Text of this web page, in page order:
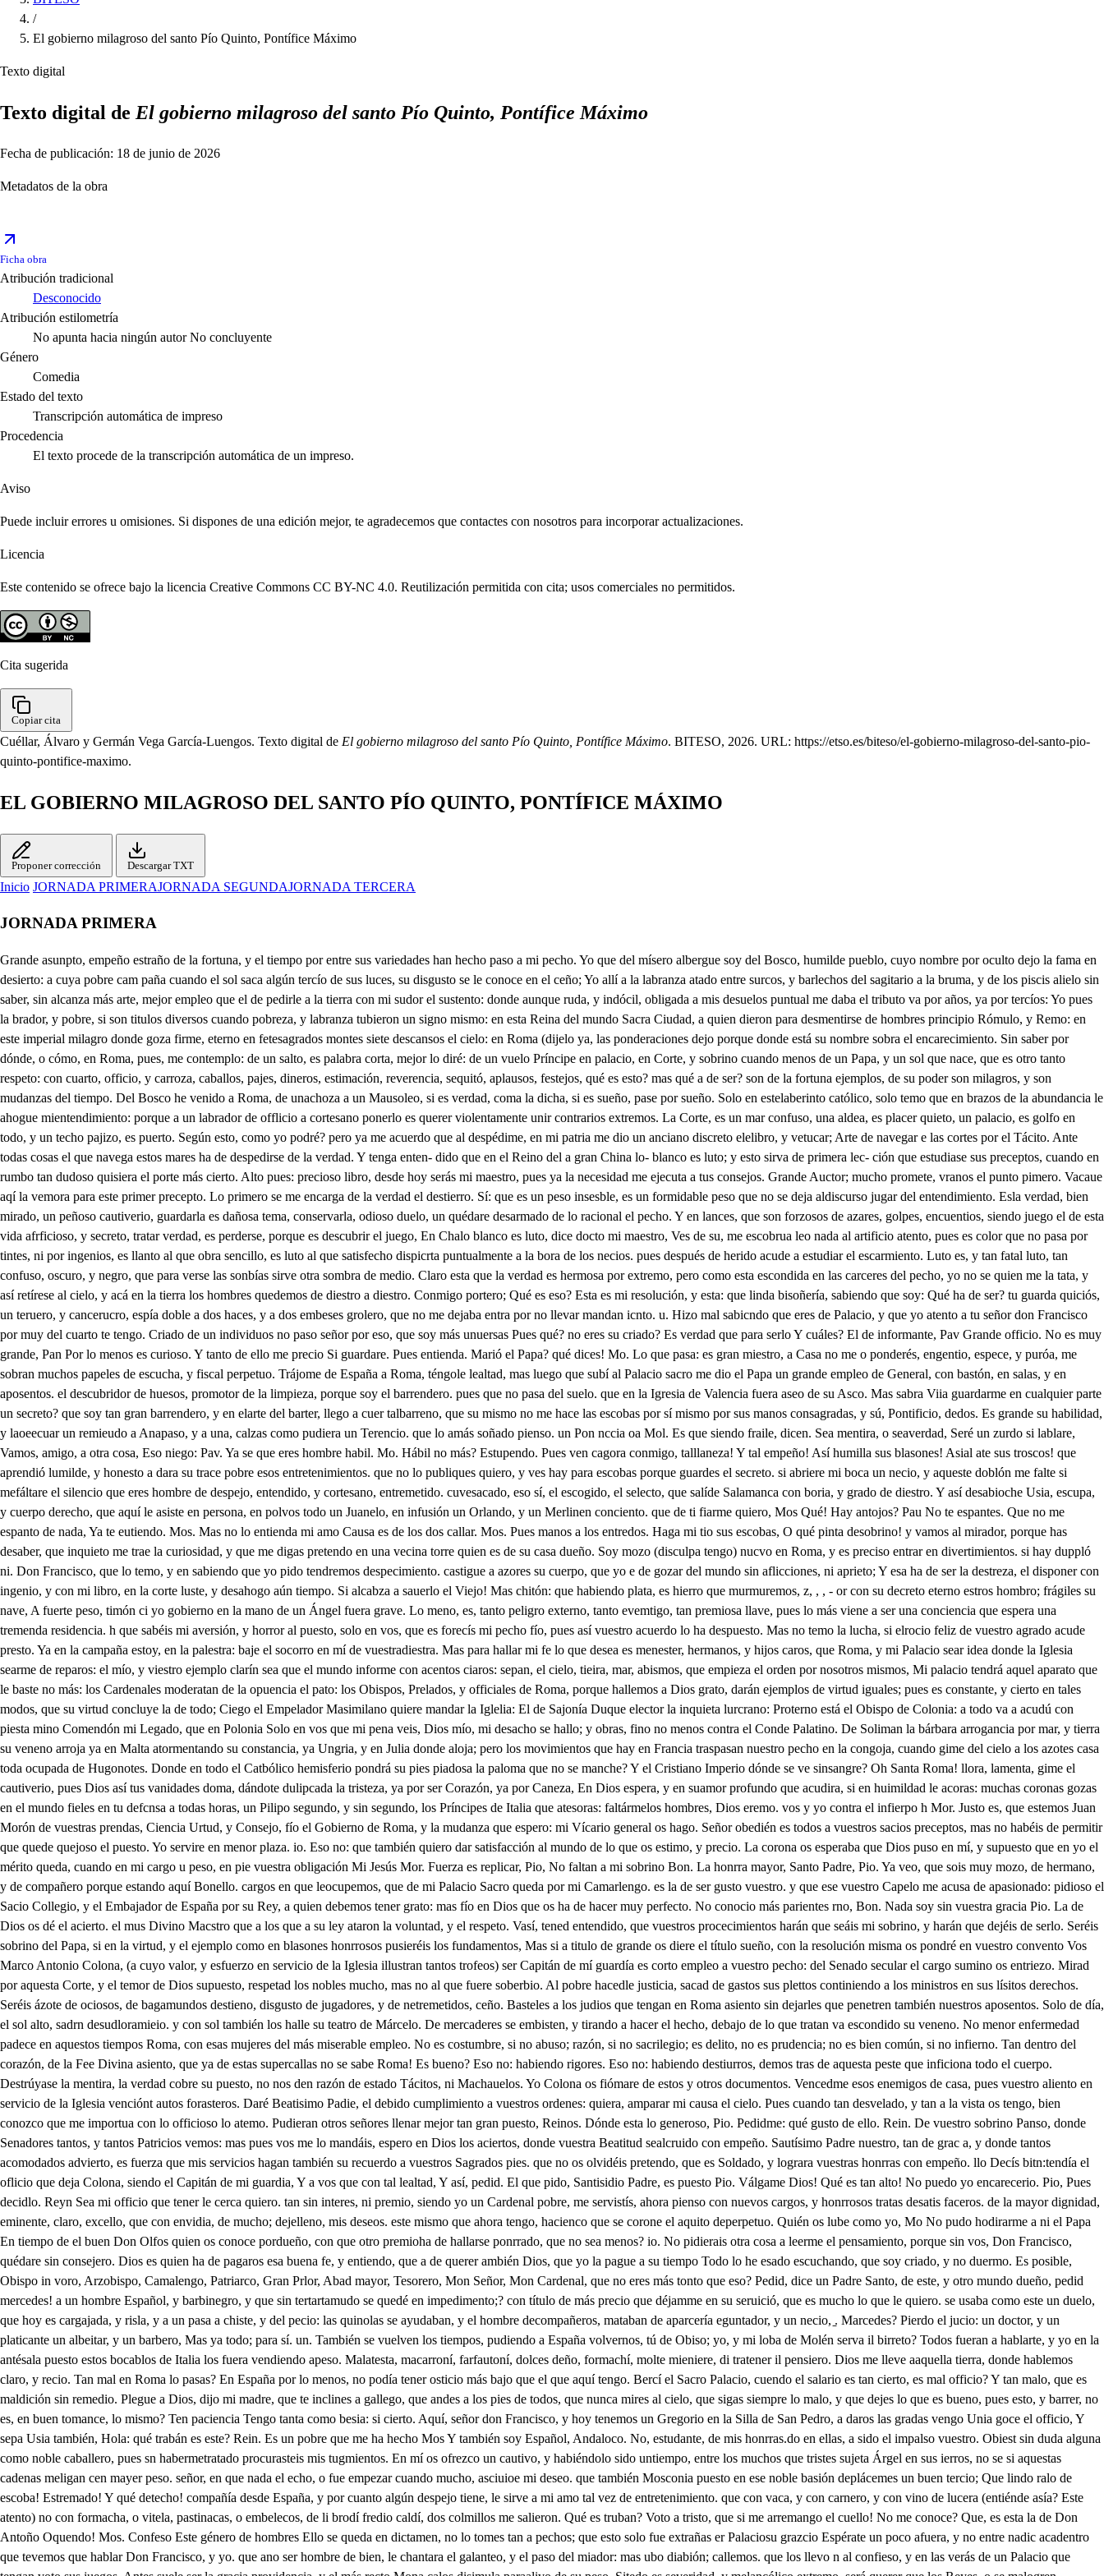
/
El gobierno milagroso del santo Pío Quinto, Pontífice Máximo
Texto digital
Texto digital de El gobierno milagroso del santo Pío Quinto, Pontífice Máximo
Fecha de publicación: 18 de junio de 2026
Metadatos de la obra
Ficha obra
Atribución tradicional
Desconocido
Atribución estilometría
No apunta hacia ningún autor No concluyente
Género
Comedia
Estado del texto
Transcripción automática de impreso
Procedencia
El texto procede de la transcripción automática de un impreso.
Aviso
Puede incluir errores u omisiones. Si dispones de una edición mejor, te agradecemos que contactes con nosotros para incorporar actualizaciones.
Licencia
Este contenido se ofrece bajo la licencia Creative Commons CC BY-NC 4.0. Reutilización permitida con cita; usos comerciales no permitidos.
Cita sugerida
Copiar cita
Cuéllar, Álvaro y Germán Vega García-Luengos. Texto digital de El gobierno milagroso del santo Pío Quinto, Pontífice Máximo. BITESO, 2026. URL: https://etso.es/biteso/el-gobierno-milagroso-del-santo-pio-
quinto-pontifice-maximo.
EL GOBIERNO MILAGROSO DEL SANTO PÍO QUINTO, PONTÍFICE MÁXIMO
Proponer corrección Descargar TXT
Inicio JORNADA PRIMERAJORNADA SEGUNDAJORNADA TERCERA
JORNADA PRIMERA
Grande asunpto, empeño estraño de la fortuna, y el tiempo por entre sus variedades han hecho paso a mi pecho. Yo que del mísero albergue soy del Bosco, humilde pueblo, cuyo nombre por oculto dejo la fama en desierto: a cuya pobre cam paña cuando el sol saca algún tercío de sus luces, su disgusto se le conoce en el ceño; Yo allí a la labranza atado entre surcos, y barlechos del sagitario a la bruma, y de los piscis alielo sin saber, sin alcanza más arte, mejor empleo que el de pedirle a la tierra con mi sudor el sustento: donde aunque ruda, y indócil, obligada a mis desuelos puntual me daba el tributo va por años, ya por tercíos: Yo pues la brador, y pobre, si son titulos diversos cuando pobreza, y labranza tubieron un signo mismo: en esta Reina del mundo Sacra Ciudad, a quien dieron para desmentirse de hombres principio Rómulo, y Remo: en este imperial milagro donde goza firme, eterno en fetesagrados montes siete descansos el cielo: en Roma (dijelo ya, las ponderaciones dejo porque donde está su nombre sobra el encarecimiento. Sin saber por dónde, o cómo, en Roma, pues, me contemplo: de un salto, es palabra corta, mejor lo diré: de un vuelo Príncipe en palacio, en Corte, y sobrino cuando menos de un Papa, y un sol que nace, que es otro tanto respeto: con cuarto, officio, y carroza, caballos, pajes, dineros, estimación, reverencia, sequitó, aplausos, festejos, qué es esto? mas qué a de ser? son de la fortuna ejemplos, de su poder son milagros, y son mudanzas del tiempo. Del Bosco he venido a Roma, de unachoza a un Mausoleo, si es verdad, coma la dicha, si es sueño, pase por sueño. Solo en estelaberinto católico, solo temo que en brazos de la abundancia le ahogue mientendimiento: porque a un labrador de offlicio a cortesano ponerlo es querer violentamente unir contrarios extremos. La Corte, es un mar confuso, una aldea, es placer quieto, un palacio, es golfo en todo, y un techo pajizo, es puerto. Según esto, como yo podré? pero ya me acuerdo que al despédime, en mi patria me dio un anciano discreto elelibro, y vetucar; Arte de navegar e las cortes por el Tácito. Ante todas cosas el que navega estos mares ha de despedirse de la verdad. Y tenga enten- dido que en el Reino del a gran China lo- blanco es luto; y esto sirva de primera lec- ción que estudiase sus preceptos, cuando en rumbo tan dudoso quisiera el porte más cierto. Alto pues: precioso libro, desde hoy serás mi maestro, pues ya la necesidad me ejecuta a tus consejos. Grande Auctor; mucho promete, vranos el punto pimero. Vacaue aqí la vemora para este primer precepto. Lo primero se me encarga de la verdad el destierro. Sí: que es un peso insesble, es un formidable peso que no se deja aldiscurso jugar del entendimiento. Esla verdad, bien mirado, un peñoso cautiverio, guardarla es dañosa tema, conservarla, odioso duelo, un quédare desarmado de lo racional el pecho. Y en lances, que son forzosos de azares, golpes, encuentios, siendo juego el de esta vida afrficioso, y secreto, tratar verdad, es perderse, porque es descubrir el juego, En Chalo blanco es luto, dice docto mi maestro, Ves de su, me escobrua leo nada al artificio atento, pues es color que no pasa por tintes, ni por ingenios, es llanto al que obra sencillo, es luto al que satisfecho dispicrta puntualmente a la bora de los necios. pues después de herido acude a estudiar el escarmiento. Luto es, y tan fatal luto, tan confuso, oscuro, y negro, que para verse las sonbías sirve otra sombra de medio. Claro esta que la verdad es hermosa por extremo, pero como esta escondida en las carceres del pecho, yo no se quien me la tata, y así retírese al cielo, y acá en la tierra los hombres quedemos de diestro a diestro. Conmigo portero; Qué es eso? Esta es mi resolución, y esta: que linda bisoñería, sabiendo que soy: Qué ha de ser? tu guarda quiciós, un teruero, y cancerucro, espía doble a dos haces, y a dos embeses grolero, que no me dejaba entra por no llevar mandan icnto. u. Hizo mal sabicndo que eres de Palacio, y que yo atento a tu señor don Francisco por muy del cuarto te tengo. Criado de un individuos no paso señor por eso, que soy más unuersas Pues qué? no eres su criado? Es verdad que para serlo Y cuáles? El de informante, Pav Grande officio. No es muy grande, Pan Por lo menos es curioso. Y tanto de ello me precio Si guardare. Pues entienda. Marió el Papa? qué dices! Mo. Lo que pasa: es gran miestro, a Casa no me o ponderés, engentio, espece, y puróa, me sobran muchos papeles de escucha, y fiscal perpetuo. Trájome de España a Roma, téngole lealtad, mas luego que subí al Palacio sacro me dio el Papa un grande empleo de General, con bastón, en salas, y en aposentos. el descubridor de huesos, promotor de la limpieza, porque soy el barrendero. pues que no pasa del suelo. que en la Igresia de Valencia fuera aseo de su Asco. Mas sabra Viia guardarme en cualquier parte un secreto? que soy tan gran barrendero, y en elarte del barter, llego a cuer talbarreno, que su mismo no me hace las escobas por sí mismo por sus manos consagradas, y sú, Pontificio, dedos. Es grande su habilidad, y laoeecuar un remieudo a Anapaso, y a una, calzas como pudiera un Terencio. que lo amás soñado pienso. un Pon nccia oa Mol. Es que siendo fraile, dicen. Sea mentira, o seaverdad, Seré un zurdo si lablare, Vamos, amigo, a otra cosa, Eso niego: Pav. Ya se que eres hombre habil. Mo. Hábil no más? Estupendo. Pues ven cagora conmigo, talllaneza! Y tal empeño! Así humilla sus blasones! Asial ate sus troscos! que aprendió lumilde, y honesto a dara su trace pobre esos entretenimientos. que no lo publiques quiero, y ves hay para escobas porque guardes el secreto. si abriere mi boca un necio, y aqueste doblón me falte si mefáltare el silencio que eres hombre de despejo, entendido, y cortesano, entremetido. cuvesacado, eso sí, el escogido, el selecto, que salíde Salamanca con boria, y grado de diestro. Y así desabioche Usia, escupa, y cuerpo derecho, que aquí le asiste en persona, en polvos todo un Juanelo, en infusión un Orlando, y un Merlinen conciento. que de ti fiarme quiero, Mos Qué! Hay antojos? Pau No te espantes. Que no me espanto de nada, Ya te eutiendo. Mos. Mas no lo entienda mi amo Causa es de los dos callar. Mos. Pues manos a los entredos. Haga mi tio sus escobas, O qué pinta desobrino! y vamos al mirador, porque has desaber, que inquieto me trae la curiosidad, y que me digas pretendo en una vecina torre quien es de su casa dueño. Soy mozo (disculpa tengo) nucvo en Roma, y es preciso entrar en divertimientos. si hay duppló ni. Don Francisco, que lo temo, y en sabiendo que yo pido tendremos despecimiento. castigue a azores su cuerpo, que yo e de gozar del mundo sin aflicciones, ni aprieto; Y esa ha de ser la destreza, el disponer con ingenio, y con mi libro, en la corte luste, y desahogo aún tiempo. Si alcabza a sauerlo el Viejo! Mas chitón: que habiendo plata, es hierro que murmuremos, z, , , - or con su decreto eterno estros hombro; frágiles su nave, A fuerte peso, timón ci yo gobierno en la mano de un Ángel fuera grave. Lo meno, es, tanto peligro externo, tanto evemtigo, tan premiosa llave, pues lo más viene a ser una conciencia que espera una tremenda residencia. h que sabéis mi aversión, y horror al puesto, solo en vos, que es forecís mi pecho fío, pues así vuestro acuerdo lo ha despuesto. Mas no temo la lucha, si elrocio feliz de vuestro agrado acude presto. Ya en la campaña estoy, en la palestra: baje el socorro en mí de vuestradiestra. Mas para hallar mi fe lo que desea es menester, hermanos, y hijos caros, que Roma, y mi Palacio sear idea donde la Iglesia searme de reparos: el mío, y viestro ejemplo clarín sea que el mundo informe con acentos ciaros: sepan, el cielo, tieira, mar, abismos, que empieza el orden por nosotros mismos, Mi palacio tendrá aquel aparato que le baste no más: los Cardenales moderatan de la opuencia el pato: los Obispos, Prelados, y officiales de Roma, porque hallemos a Dios grato, darán ejemplos de virtud iguales; pues es constante, y cierto en tales modos, que su virtud concluye la de todo; Ciego el Empelador Masimilano quiere mandar la Iglelia: El de Sajonía Duque elector la inquieta lurcrano: Proterno está el Obispo de Colonia: a todo va a acudú con piesta mino Comendón mi Legado, que en Polonia Solo en vos que mi pena veis, Dios mío, mi desacho se hallo; y obras, fino no menos contra el Conde Palatino. De Soliman la bárbara arrogancia por mar, y tierra su veneno arroja ya en Malta atormentando su constancia, ya Ungria, y en Julia donde aloja; pero los movimientos que hay en Francia traspasan nuestro pecho en la congoja, cuando gime del cielo a los azotes casa toda ocupada de Hugonotes. Donde en todo el Catbólico hemisferio pondrá su pies piadosa la paloma que no se manche? Y el Cristiano Imperio dónde se ve sinsangre? Oh Santa Roma! llora, lamenta, gime el cautiverio, pues Dios así tus vanidades doma, dándote dulipcada la tristeza, ya por ser Corazón, ya por Caneza, En Dios espera, y en suamor profundo que acudira, si en huimildad le acoras: muchas coronas gozas en el mundo fieles en tu defcnsa a todas horas, un Pilipo segundo, y sin segundo, los Príncipes de Italia que atesoras: faltármelos hombres, Dios eremo. vos y yo contra el infierpo h Mor. Justo es, que estemos Juan Morón de vuestras prendas, Ciencia Urtud, y Consejo, fío el Gobierno de Roma, y la mudanza que espero: mi Vícario general os hago. Señor obedién es todos a vuestros sacios preceptos, mas no habéis de permitir que quede quejoso el puesto. Yo servire en menor plaza. io. Eso no: que también quiero dar satisfacción al mundo de lo que os estimo, y precio. La corona os esperaba que Dios puso en mí, y supuesto que en yo el mérito queda, cuando en mi cargo u peso, en pie vuestra obligación Mi Jesús Mor. Fuerza es replicar, Pio, No faltan a mi sobrino Bon. La honrra mayor, Santo Padre, Pio. Ya veo, que sois muy mozo, de hermano, y de compañero porque estando aquí Bonello. cargos en que leocupemos, que de mi Palacio Sa